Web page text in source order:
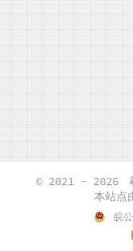
© 2021 - 2026
本站点
皖